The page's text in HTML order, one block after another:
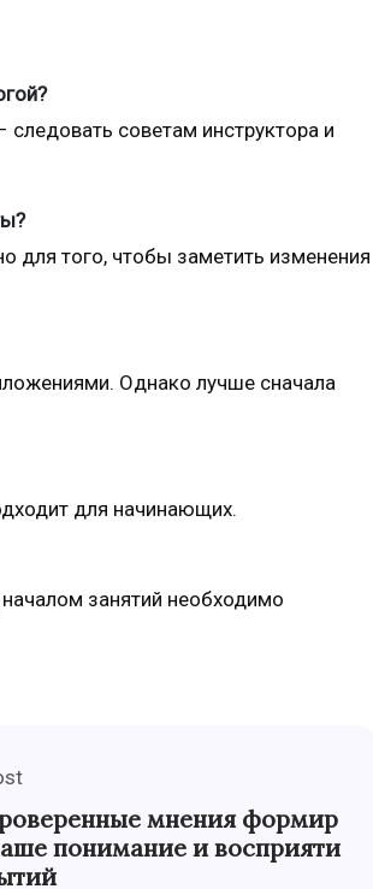
советам инструктора и
для того, чтобы заметить изменения
Однако лучше сначала
для начинающих.
занятий необходимо
мнения формир
понимание и восприяти